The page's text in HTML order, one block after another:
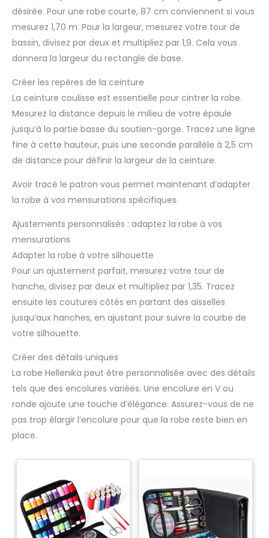
sur l’envers si nécessaire.
désirée. Pour une robe courte, 87 cm conviennent si vous
mesurez 1,70 m. Pour la largeur, mesurez votre tour de
bassin, divisez par deux et multipliez par 1,9. Cela vous
donnera la largeur du rectangle de base.
Créer les repères de la ceinture
La ceinture coulisse est essentielle pour cintrer la robe.
Mesurez la distance depuis le milieu de votre épaule
jusqu’à la partie basse du soutien-gorge. Tracez une ligne
fine à cette hauteur, puis une seconde parallèle à 2,5 cm
de distance pour définir la largeur de la ceinture.
Avoir tracé le patron vous permet maintenant d’adapter
la robe à vos mensurations spécifiques.
Ajustements personnalisés : adaptez la robe à vos
mensurations
Adapter la robe à votre silhouette
Pour un ajustement parfait, mesurez votre tour de
hanche, divisez par deux et multipliez par 1,35. Tracez
ensuite les coutures côtés en partant des aisselles
jusqu’aux hanches, en ajustant pour suivre la courbe de
votre silhouette.
Créer des détails uniques
La robe Hellenika peut être personnalisée avec des détails
tels que des encolures variées. Une encolure en V ou
ronde ajoute une touche d’élégance. Assurez-vous de ne
pas trop élargir l’encolure pour que la robe reste bien en
place.